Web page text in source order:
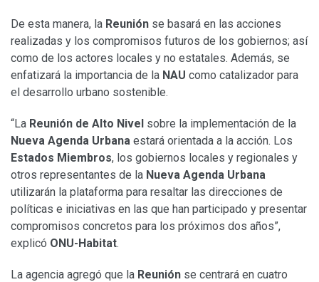
De esta manera, la Reunión se basará en las acciones
realizadas y los compromisos futuros de los gobiernos; así
como de los actores locales y no estatales. Además, se
enfatizará la importancia de la NAU como catalizador para
el desarrollo urbano sostenible.
“La Reunión de Alto Nivel sobre la implementación de la
Nueva Agenda Urbana estará orientada a la acción. Los
Estados Miembros, los gobiernos locales y regionales y
otros representantes de la Nueva Agenda Urbana
utilizarán la plataforma para resaltar las direcciones de
políticas e iniciativas en las que han participado y presentar
compromisos concretos para los próximos dos años”,
explicó ONU-Habitat.
La agencia agregó que la Reunión se centrará en cuatro